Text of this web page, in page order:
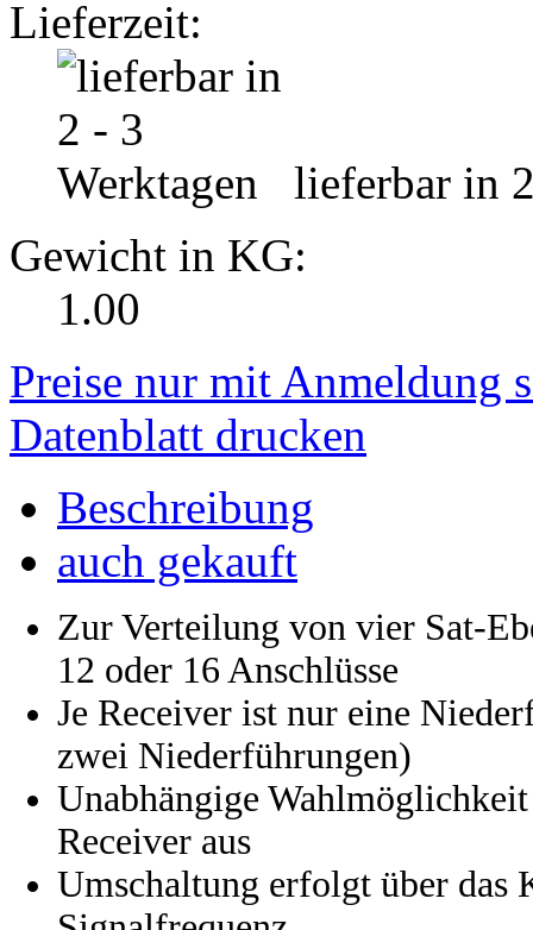
Lieferzeit:
lieferbar in
Gewicht in KG:
1.00
Preise nur mit Anmeldung
Datenblatt drucken
Beschreibung
auch gekauft
Zur Verteilung von vier Sat-
12 oder 16 Anschlüsse
Je Receiver ist nur eine
zwei Niederführungen)
Unabhängige
Receiver aus
Umschaltung erfolgt über